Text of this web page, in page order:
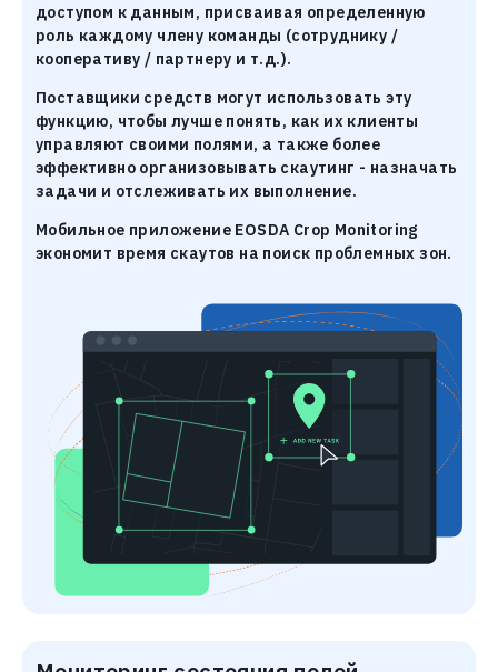
доступом к данным, присваивая определенную
роль каждому члену команды (сотруднику /
кооперативу / партнеру и т.д.).
Поставщики средств могут использовать эту
функцию, чтобы лучше понять, как их клиенты
управляют своими полями, а также более
эффективно организовывать скаутинг - назначать
задачи и отслеживать их выполнение.
Мобильное приложение EOSDA Crop Monitoring
экономит время скаутов на поиск проблемных зон.